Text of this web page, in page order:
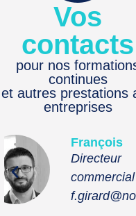
Vos
contacts
pour nos
continues
et autres prestations
entreprises